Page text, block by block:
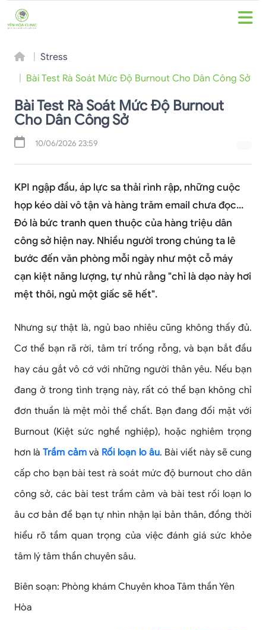
Stress
Bài Test Rà Soát Mức Độ Burnout Cho Dân Công Sở
Bài Test Rà Soát Mức Độ Burnout
Cho Dân Công Sở
10/06/2026 23:59
KPI ngập đầu, áp lực sa thải rình rập, những cuộc
họp kéo dài vô tận và hàng trăm email chưa đọc...
Đó là bức tranh quen thuộc của hàng triệu dân
công sở hiện nay. Nhiều người trong chúng ta lê
bước đến văn phòng mỗi ngày như một cỗ máy
cạn kiệt năng lượng, tự nhủ rằng "chỉ là dạo này hơi
mệt thôi, ngủ một giấc sẽ hết".
Nhưng sự thật là, ngủ bao nhiêu cũng không thấy đủ.
Cơ thể bạn rã rời, tâm trí trống rỗng, và bạn bắt đầu
hay cáu gắt vô cớ với những người thân yêu. Nếu bạn
đang ở trong tình trạng này, rất có thể bạn không chỉ
đơn thuần là mệt mỏi thể chất. Bạn đang đối mặt với
Burnout (Kiệt sức nghề nghiệp), hoặc nghiêm trọng
hơn làTrầm cảmvà Rối loạn lo âu. Bài viết này sẽ cung
cấp cho bạn bài test rà soát mức độ burnout cho dân
công sở, các bài test trầm cảm và bài test rối loạn lo
âu cơ bản để bạn tự nhìn nhận lại bản thân, đồng thời
hiểu rõ tầm quan trọng của việc đánh giá sức khỏe
tâm lý tâm thần chuyên sâu.
Biên soạn: Phòng khám Chuyên khoa Tâm thần Yên
Hòa